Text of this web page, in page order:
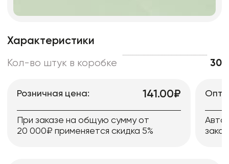
Характеристики
Кол-во штук в коробке 30
Розничная цена: 141.00₽
При заказе на общую сумму от
20 000₽ применяется скидка 5%